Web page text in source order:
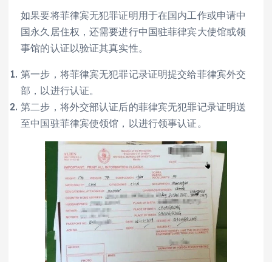
如果要将菲律宾无犯罪证明用于在国内工作或申请中
国永久居住权，还需要进行中国驻菲律宾大使馆或领
事馆的认证以验证其真实性。
第一步，将菲律宾无犯罪记录证明提交给菲律宾外交
部，以进行认证。
第二步，将外交部认证后的菲律宾无犯罪记录证明送
至中国驻菲律宾使领馆，以进行领事认证。